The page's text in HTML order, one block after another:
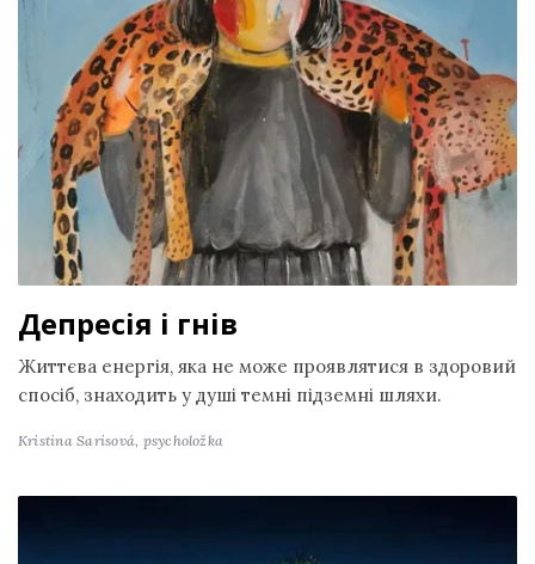
Депресія і гнів
Життєва енергія, яка не може проявлятися в здоровий
спосіб, знаходить у душі темні підземні шляхи.
Kristina Sarisová, psycholožka